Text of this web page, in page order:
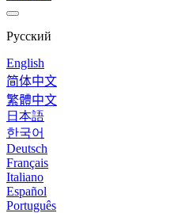
Русский
English
简体中文
繁體中文
日本語
한국어
Deutsch
Français
Italiano
Español
Português